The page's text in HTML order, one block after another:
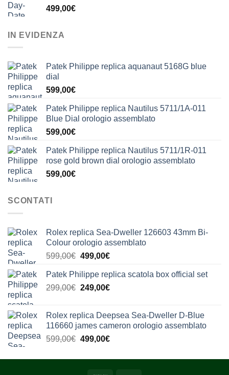
499,00€
IN EVIDENZA
Patek Philippe replica aquanaut 5168G blue
dial
599,00€
Patek Philippe replica Nautilus 5711/1A-011
Blue Dial orologio assemblato
599,00€
Patek Philippe replica Nautilus 5711/1R-011
rose gold brown dial orologio assemblato
599,00€
SCONTATI
Rolex replica Sea-Dweller 126603 43mm Bi-
Colour orologio assemblato
599,00€ Il
originale
era:
499,00€Il
attuale
è:
Patek Philippe replica scatola box official set
299,00€ Il
era:
299,00€.
249,00€Il
è:
249,00€.
Rolex replica Deepsea Sea-Dweller D-Blue
116660 james cameron orologio assemblato
599,00€ Il
originale
499,00€Il
attuale